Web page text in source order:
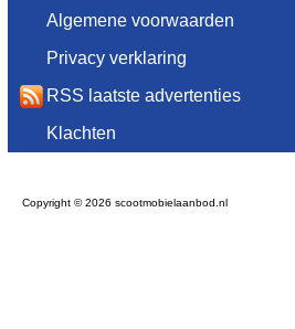
Algemene voorwaarden
Privacy verklaring
RSS laatste advertenties
Klachten
Copyright © 2026 scootmobielaanbod.nl